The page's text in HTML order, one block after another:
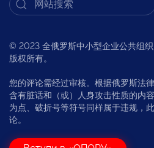
© 2023 全俄罗斯中小型企业公共组织
版权所有。
您的评论需经过审核。根据俄罗斯法
含有脏话和（或）人身攻击性质的内
为点、破折号等符号同样属于违规，
论。